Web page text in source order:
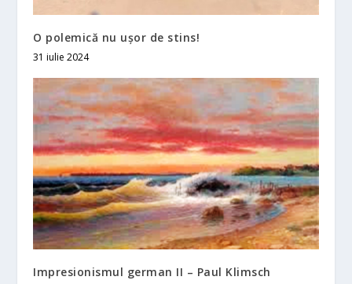
O polemică nu uşor de stins!
31 iulie 2024
Impresionismul german II – Paul Klimsch